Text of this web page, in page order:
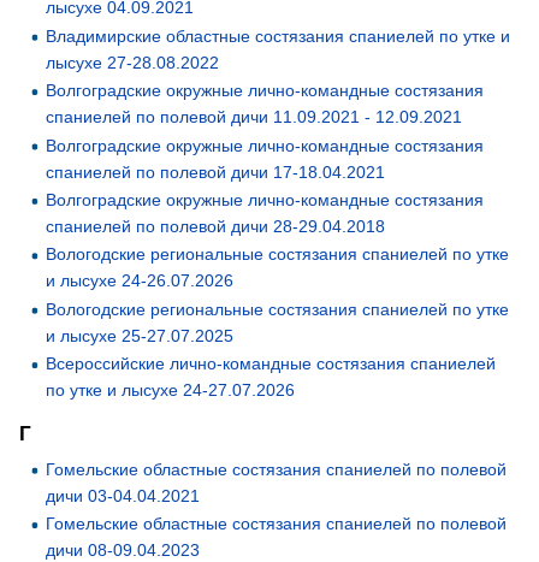
лысухе 04.09.2021
Владимирские областные состязания спаниелей по утке и
лысухе 27-28.08.2022
Волгоградские окружные лично-командные состязания
спаниелей по полевой дичи 11.09.2021 - 12.09.2021
Волгоградские окружные лично-командные состязания
спаниелей по полевой дичи 17-18.04.2021
Волгоградские окружные лично-командные состязания
спаниелей по полевой дичи 28-29.04.2018
Вологодские региональные состязания спаниелей по утке
и лысухе 24-26.07.2026
Вологодские региональные состязания спаниелей по утке
и лысухе 25-27.07.2025
Всероссийские лично-командные состязания спаниелей
по утке и лысухе 24-27.07.2026
Г
Гомельские областные состязания спаниелей по полевой
дичи 03-04.04.2021
Гомельские областные состязания спаниелей по полевой
дичи 08-09.04.2023